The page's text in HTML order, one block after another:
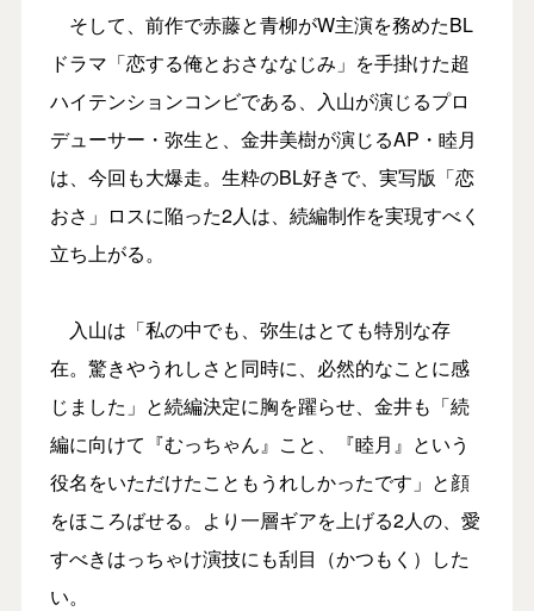
そして、前作で赤藤と青柳がW主演を務めたBL
ドラマ「恋する俺とおさななじみ」を手掛けた超
ハイテンションコンビである、入山が演じるプロ
デューサー・弥生と、金井美樹が演じるAP・睦月
は、今回も大爆走。生粋のBL好きで、実写版「恋
おさ」ロスに陥った2人は、続編制作を実現すべく
立ち上がる。
入山は「私の中でも、弥生はとても特別な存
在。驚きやうれしさと同時に、必然的なことに感
じました」と続編決定に胸を躍らせ、金井も「続
編に向けて『むっちゃん』こと、『睦月』という
役名をいただけたこともうれしかったです」と顔
をほころばせる。より一層ギアを上げる2人の、愛
すべきはっちゃけ演技にも刮目（かつもく）した
い。